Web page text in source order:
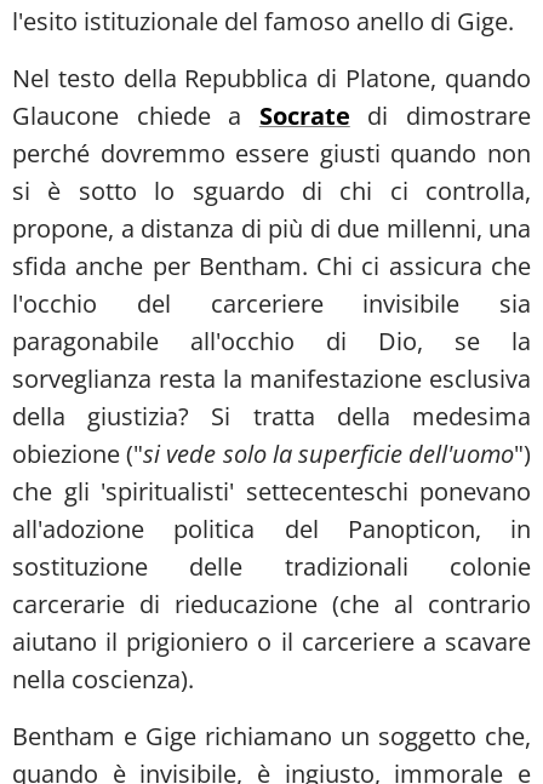
l'esito istituzionale del famoso anello di Gige.
Nel testo della Repubblica di Platone, quando
Glaucone chiede a Socrate di dimostrare
perché dovremmo essere giusti quando non
si è sotto lo sguardo di chi ci controlla,
propone, a distanza di più di due millenni, una
sfida anche per Bentham. Chi ci assicura che
l'occhio del carceriere invisibile sia
paragonabile all'occhio di Dio, se la
sorveglianza resta la manifestazione esclusiva
della giustizia? Si tratta della medesima
obiezione ("si vede solo la superficie dell'uomo")
che gli 'spiritualisti' settecenteschi ponevano
all'adozione politica del Panopticon, in
sostituzione delle tradizionali colonie
carcerarie di rieducazione (che al contrario
aiutano il prigioniero o il carceriere a scavare
nella coscienza).
Bentham e Gige richiamano un soggetto che,
quando è invisibile, è ingiusto, immorale e